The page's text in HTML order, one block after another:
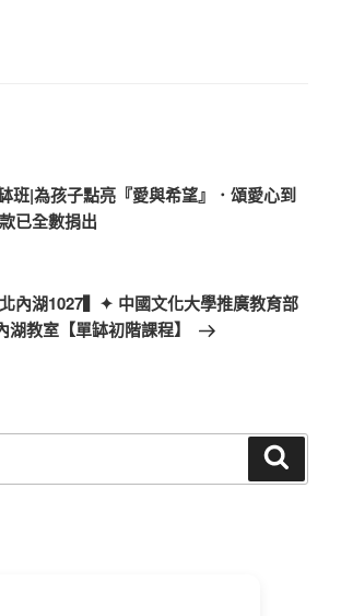
班|為孩子點亮『愛與希望』．頌愛心到
已全數捐出
北內湖1027▍✦ 中國文化大學推廣教育部
教室【單缽初階課程】